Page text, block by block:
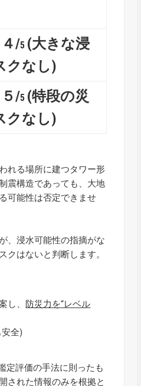
/5 (大きな浸
クなし)
/5 (特段の災
クなし)
れる場所に建つタワー形
震構造であっても、大地
可能性は否定できませ
、浸水可能性の指摘がな
クはないと判断します。
し、 防災力を“レベル
全)
定評価の手法に則ったも
された情報のみを根拠と